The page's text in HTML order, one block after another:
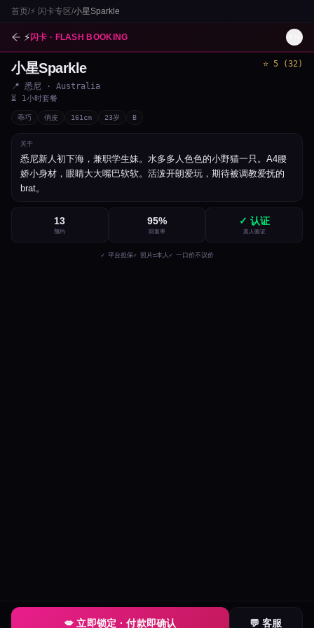
首页/⚡ 闪卡专区/小星Sparkle
⚡闪卡 · FLASH BOOKING
1 /2
小星Sparkle ⭐ 5 (32)
📍 悉尼 · Australia
⏳ 1小时套餐
乖巧 俏皮 161 cm 23岁 B
关于
悉尼新人初下海，兼职学生妹。水多多人色色的小野猫一只。A4腰
娇小身材，眼睛大大嘴巴软软。活泼开朗爱玩，期待被调教爱抚的
brat。
13
预约
95%
回复率
✓ 认证
真人验证
✓ 平台担保✓ 照片=本人 ✓ 一口价不议价
💋 立即锁定 · 付款即确认 💬 客服